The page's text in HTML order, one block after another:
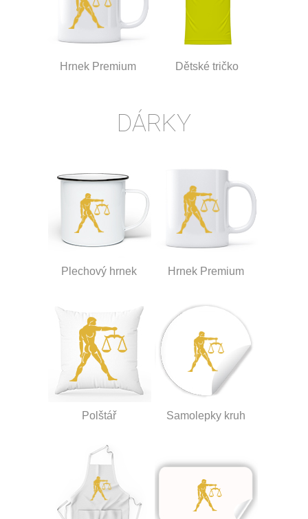
Hrnek Premium Dětské tričko
DÁRKY
Plechový hrnek Hrnek Premium
Polštář Samolepky kruh